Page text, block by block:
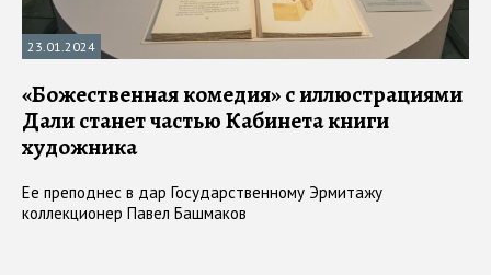
23.01.2024
«Божественная комедия» с иллюстрациями
Дали станет частью Кабинета книги
художника
Ее преподнес в дар Государственному Эрмитажу
коллекционер Павел Башмаков